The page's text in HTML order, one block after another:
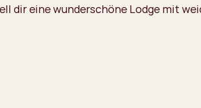
dir eine wunderschöne Lodge mit